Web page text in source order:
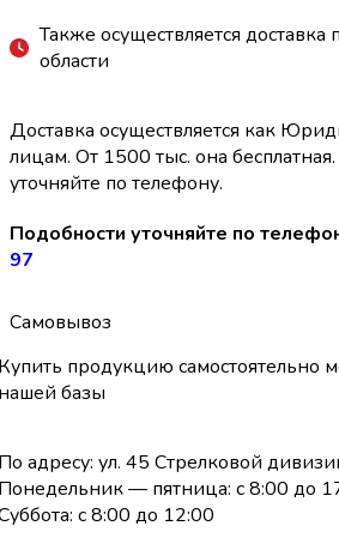
Также осуществляется
области
Доставка осуществляется как
лицам. От 1500 тыс. она
уточняйте по телефону.
Подобности уточняйте по
97
Самовывоз
продукцию самостоятельно
базы
адресу: ул. 45 Стрелковой
— пятница: с 8:00 до
с 8:00 до 12:00